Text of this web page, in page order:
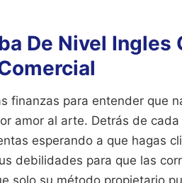
De Nivel Ingles
finanzas para entender que
amor al arte. Detrás de
esperando a que hagas
debilidades para que las